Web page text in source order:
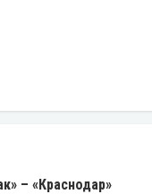
– «Краснодар»